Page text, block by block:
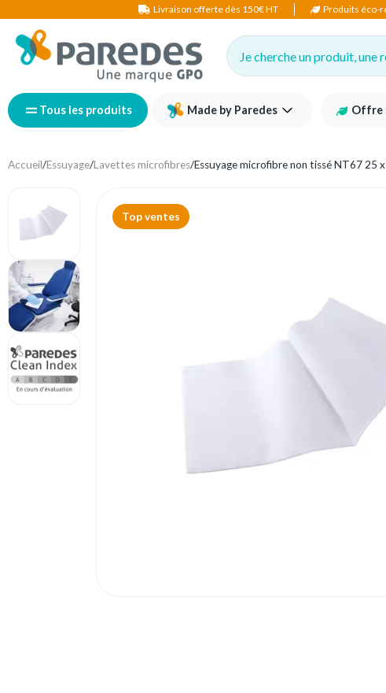
Livraison offerte dès 150€ HT Produits éco-
Je cherche un produit, une
Tous les produits Made by Paredes Offre
Accueil/Essuyage/Lavettes microfibres/Essuyage microfibre non tissé NT67 25
Top ventes